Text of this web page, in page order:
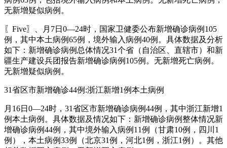
无新增疑似病例。
〖Five〗、月7日0—24时，国家卫健委公布新增确诊病例105
例，其中本土病例65例，境外输入病例40例。具体数据及分析
如下：新增确诊病例总体情况31个省（自治区、直辖市）和新
疆生产建设兵团报告新增确诊病例105例。无新增死亡病例。
无新增疑似病例。
31省区市新增确诊44例:浙江新增1例本土病例
月16日0—24时，31省区市新增确诊病例44例，其中浙江新增1
例本土病例。具体数据及情况如下：新增确诊病例整体情况新
增确诊病例44例，其中境外输入病例11例（甘肃10例，四川1
例），本土病例33例（北京31例，河北1例，浙江1例）。其他